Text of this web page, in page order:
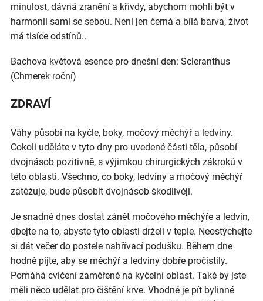
minulost, dávná zranění a křivdy, abychom mohli být v
harmonii sami se sebou. Není jen černá a bílá barva, život
má tisíce odstínů..
Bachova květová esence pro dnešní den: Scleranthus
(Chmerek roční)
ZDRAVÍ
Váhy působí na kyčle, boky, močový měchýř a ledviny.
Cokoli uděláte v tyto dny pro uvedené části těla, působí
dvojnásob pozitivně, s výjimkou chirurgických zákroků v
této oblasti. Všechno, co boky, ledviny a močový měchýř
zatěžuje, bude působit dvojnásob škodlivěji.
Je snadné dnes dostat zánět močového měchýře a ledvin,
dbejte na to, abyste tyto oblasti drželi v teple. Neostýchejte
si dát večer do postele nahřívací podušku. Během dne
hodně pijte, aby se měchýř a ledviny dobře pročistily.
Pomáhá cvičení zaměřené na kyčelní oblast. Také by jste
měli něco udělat pro čištění krve. Vhodné je pít bylinné